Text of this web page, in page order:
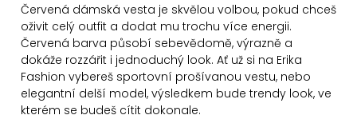
Červená dámská vesta je skvělou volbou, pokud chceš
oživit celý outfit a dodat mu trochu více energii.
Červená barva působí sebevědomě, výrazně a
dokáže rozzářit i jednoduchý look. Ať už si na Erika
Fashion vybereš sportovní prošívanou vestu, nebo
elegantní delší model, výsledkem bude trendy look, ve
kterém se budeš cítit dokonale.